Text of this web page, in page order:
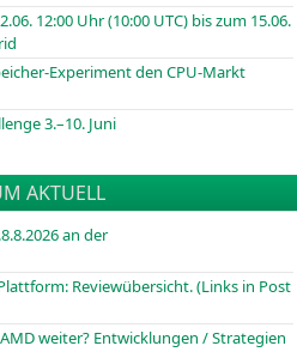
12:00 Uhr (10:00 UTC) bis zum 15.06.
Experiment den CPU-Markt
3.–10. Juni
AKTUELL
an der
Reviewübersicht. (Links in Post
weiter? Entwicklungen / Strategien